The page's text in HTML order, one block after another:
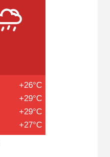
+26°C
+29°C
+29°C
+27°C